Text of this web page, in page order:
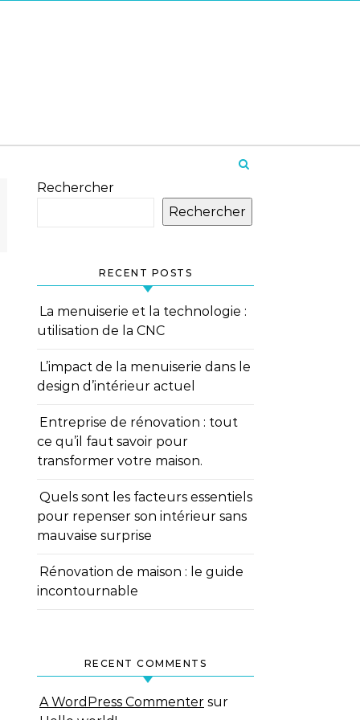
Rechercher
Rechercher
RECENT POSTS
La menuiserie et la technologie :
utilisation de la CNC
L’impact de la menuiserie dans le
design d’intérieur actuel
Entreprise de rénovation : tout
ce qu’il faut savoir pour
transformer votre maison.
Quels sont les facteurs essentiels
pour repenser son intérieur sans
mauvaise surprise
Rénovation de maison : le guide
incontournable
RECENT COMMENTS
A WordPress Commenter sur